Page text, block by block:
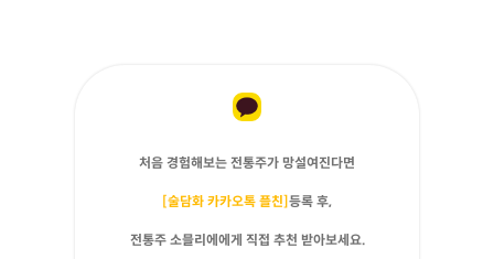
처음 경험해보는 전통주가 망설여진다면
[술담화 카카오톡 플친] 등록 후,
전통주 소믈리에에게 직접 추천 받아보세요.